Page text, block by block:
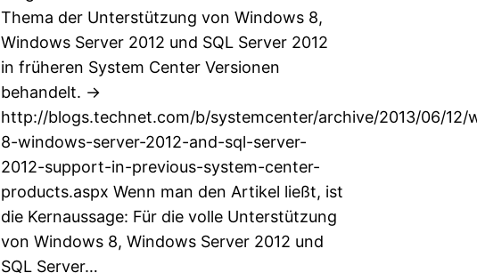
Thema der Unterstützung von Windows 8,
Windows Server 2012 und SQL Server 2012
in früheren System Center Versionen
behandelt. ->
http://blogs.technet.com/b/systemcenter/archive/2013/06/12/
8-windows-server-2012-and-sql-server-
2012-support-in-previous-system-center-
products.aspx Wenn man den Artikel ließt, ist
die Kernaussage: Für die volle Unterstützung
von Windows 8, Windows Server 2012 und
SQL Server…